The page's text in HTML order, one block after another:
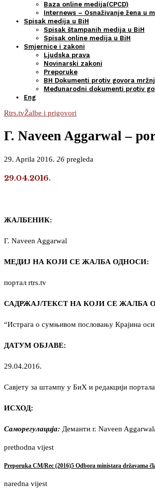
Baza online medija(CPCD)
Internews – Osnaživanje žena u
Spisak medija u BiH
Spisak štampanih medija u BiH
Spisak online medija u BiH
Smjernice i zakoni
Ljudska prava
Novinarski zakoni
Preporuke
BH Dokumenti protiv govora
Međunarodni dokumenti protiv
Eng
Rtrs.tvŽalbe i prigovori
Г. Naveen Aggarwal –
29. Aprila 2016. 26 pregleda
29.04.2016.
ЖАЛБЕНИК:
Г. Naveen Aggarwal
МЕДИЈ НА КОЈИ СЕ ЖАЛБА ОДНОСИ:
портал rtrs.tv
САДРЖАЈ/ТЕКСТ НА КОЈИ СЕ ЖАЛБА
“Истрага о сумњивом пословању Крајина
ДАТУМ ОБЈАВЕ:
29.04.2016.
Савјету за штампу у БиХ и редакцији
ИСХОД:
Саморегулација: Деманти г. Naveen
prethodna vijest
Preporuka CM/Rec (2016)5 Odbora ministara državama
naredna vijest